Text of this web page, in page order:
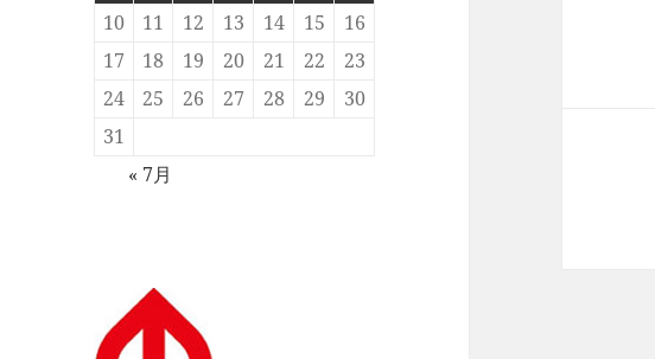
10
11 12 13 14 15
16
17
18 19 20 21 22
23
24
25 26 27 28 29
30
31
« 7月